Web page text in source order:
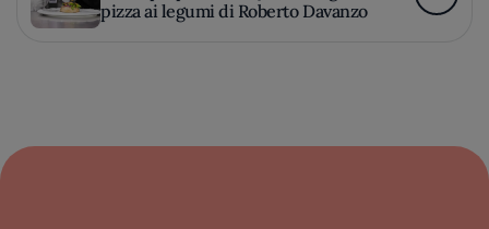
pizza ai legumi di Roberto Davanzo